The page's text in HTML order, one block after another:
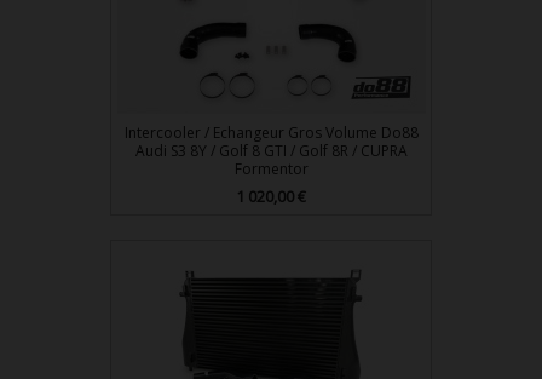
Intercooler / Echangeur Gros Volume Do88
Audi S3 8Y / Golf 8 GTI / Golf 8R / CUPRA
Formentor
Prix
1 020,00 €